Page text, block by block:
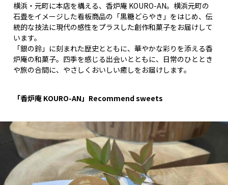
横浜・元町に本店を構える、香炉庵 KOURO-AN。横浜元町の
石畳をイメージした看板商品の「黒糖どらやき」をはじめ、伝
統的な技法に現代の感性をプラスした創作和菓子をお届けして
います。
「銀の鈴」に刻まれた歴史とともに、華やかな彩りを添える香
炉庵の和菓子。四季を感じる出会いとともに、日常のひととき
や旅の合間に、やさしくおいしい癒しをお届けします。
「香炉庵 KOURO-AN」Recommend sweets